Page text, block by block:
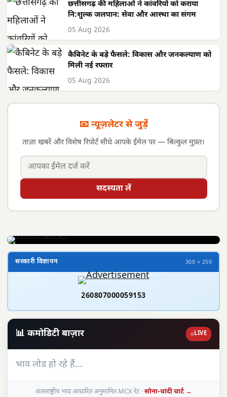
छत्तीसगढ़ की महिलाओं ने कांवरियों को कराया
नि:शुल्क जलपान: सेवा और आस्था का संगम
05 Aug 2026
कैबिनेट के बड़े फैसले: विकास और जनकल्याण को
मिली नई रफ्तार
05 Aug 2026
📧 न्यूज़लेटर से जुड़ें
ताज़ा खबरें और विशेष रिपोर्ट सीधे आपके ईमेल पर — बिल्कुल मुफ़्त।
सदस्यता लें
सरकारी विज्ञापन 300 × 250
260807000059153
📊 कमोडिटी बाज़ार LIVE
भाव लोड हो रहे हैं…
अंतरराष्ट्रीय भाव आधारित अनुमानित MCX रेट ·सोना-चांदी चार्ट →